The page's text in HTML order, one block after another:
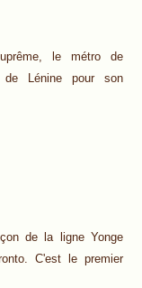
le métro de
de Lénine pour son
de la ligne Yonge
C'est le premier